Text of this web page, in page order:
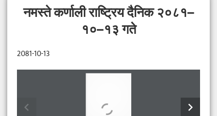
नमस्ते कर्णाली राष्ट्रिय दैनिक २०८१–
१०–१३ गते
2081-10-13
chevron_right
chevron_left